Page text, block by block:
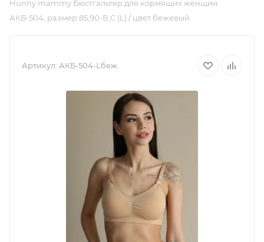
Hunny mammy Бюстгальтер для кормящих женщин
АКБ-504, размер 85,90-В,С (L) / цвет бежевый
Артикул: АКБ-504-Lбеж